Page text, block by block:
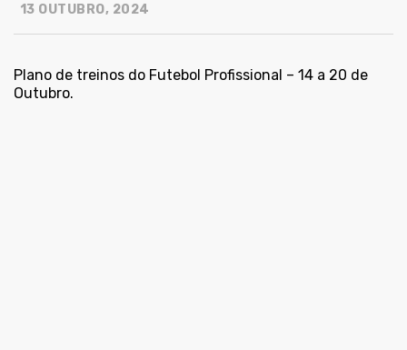
13 OUTUBRO, 2024
Plano de treinos do Futebol Profissional – 14 a 20 de
Outubro.